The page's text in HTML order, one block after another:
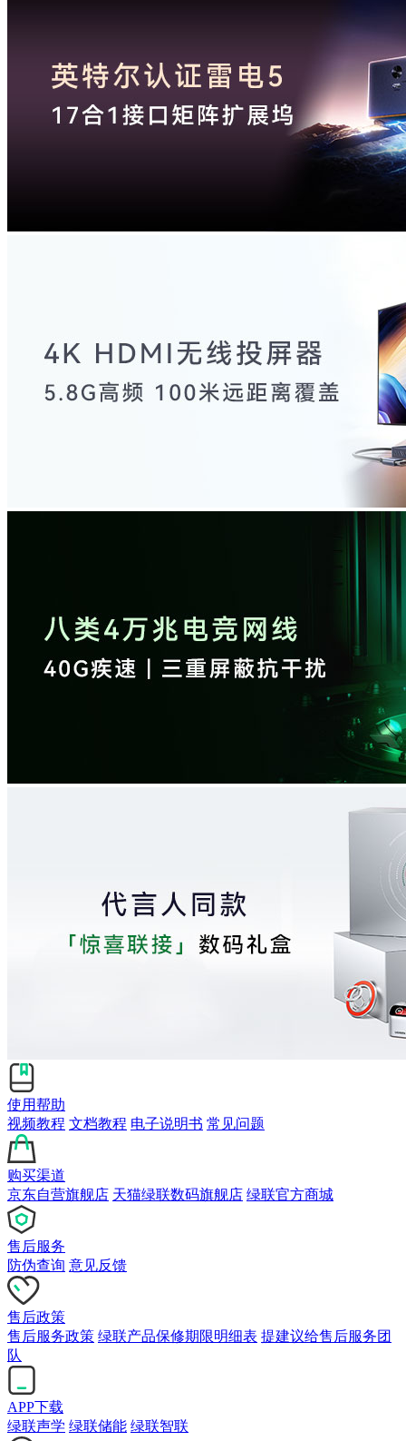
使用帮助
视频教程 文档教程 电子说明书 常见问题
购买渠道
京东自营旗舰店 天猫绿联数码旗舰店 绿联官方商城
售后服务
防伪查询 意见反馈
售后政策
售后服务政策 绿联产品保修期限明细表 提建议给售后服务团
队
APP下载
绿联声学 绿联储能 绿联智联